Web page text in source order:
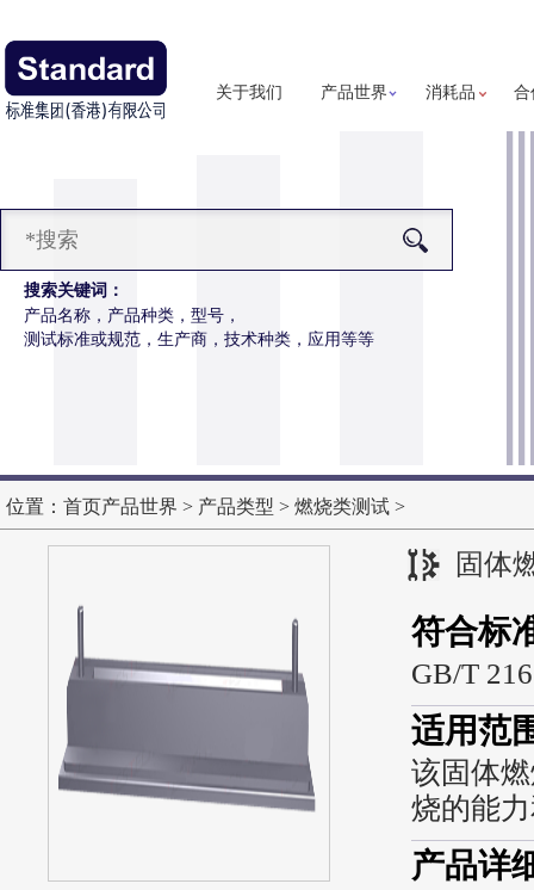
关于我们 产品世界 消耗品 合
搜索关键词：
产品名称，产品种类，型号，
测试标准或规范，生产商，技术种类，应用等等
位置： 首页产品世界 > 产品类型 > 燃烧类测试 >
固体
符合标
GB/T
适用范
该固体
烧的能
产品详